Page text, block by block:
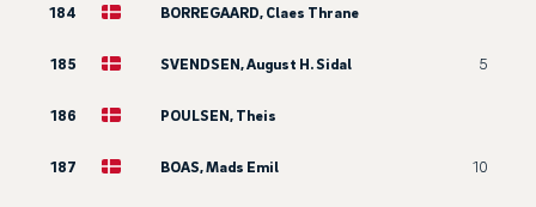
184 BORREGAARD, Claes Thrane
185 SVENDSEN, August H. Sidal 5
186 POULSEN, Theis
187 BOAS, Mads Emil 10